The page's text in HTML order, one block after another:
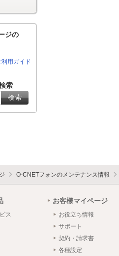
ジの
用ガイド
索
O-CNETフォンのメンテナンス情報
ス
お客様マイページ
お役立ち情報
サポート
契約・請求書
各種設定